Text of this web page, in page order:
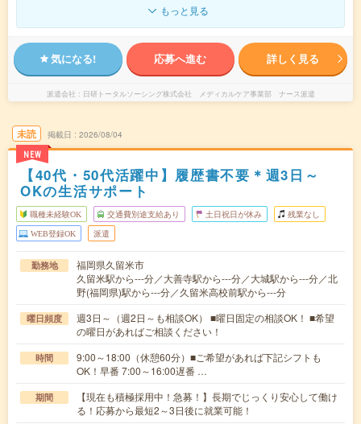
もっと見る
気になる! 応募へ進む 詳しく見る
派遣会社 日研トータルソーシング株式会社 メディカルケア事業部 ナース派遣
未読
NEW
掲載日 2026/08/04
【40代・50代活躍中】履歴書不要＊週3日～
OKの生活サポート
職種未経験OK 交通費別途支給あり 土日祝日が休み 残業なし
WEB登録OK 派遣
勤務地
福岡県久留米市
久留米駅から---分／大善寺駅から---分／大城駅から---分／北
野(福岡県)駅から---分／久留米高校前駅から---分
曜日頻度
週3日～（週2日～も相談OK） ■曜日固定の相談OK！ ■希望
の曜日があればご相談ください！
時間
9:00～18:00（休憩60分）■ご希望があれば下記シフトも
OK！早番 7:00～16:00遅番 …
期間
【現在も積極採用中！急募！】長期でじっくり安心して働け
る！応募から最短2～3日後に就業可能！